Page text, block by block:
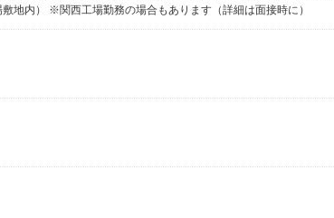
内） ※関西工場勤務の場合もあります（詳細は面接時に）